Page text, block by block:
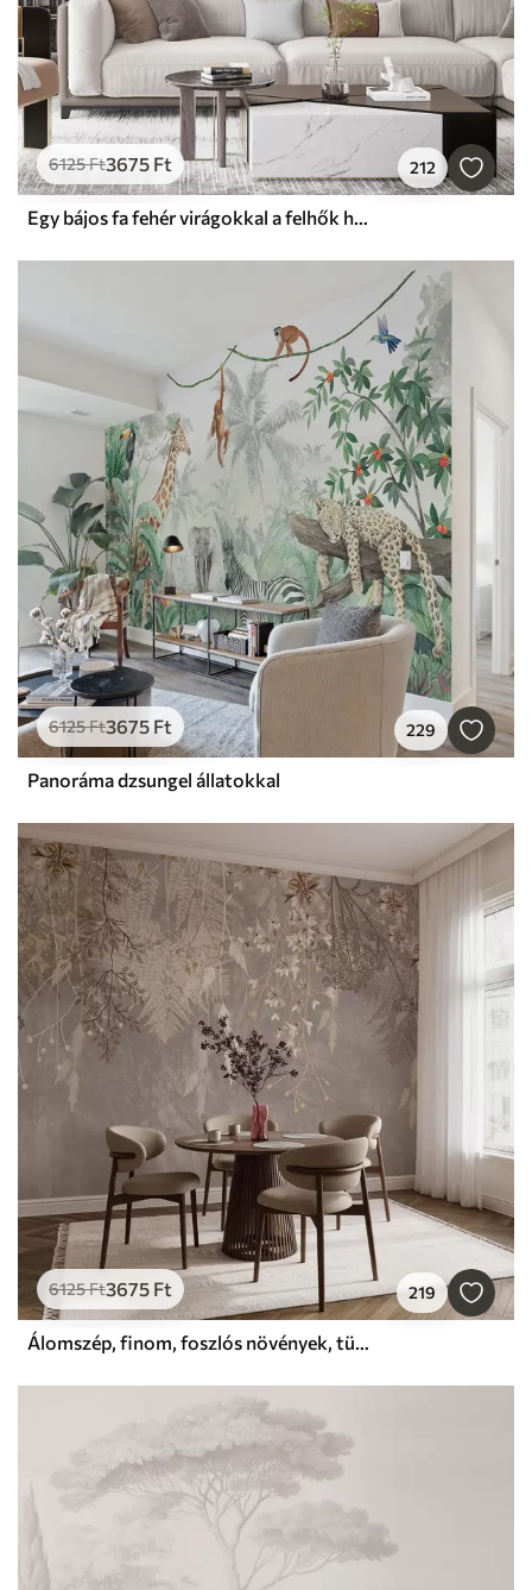
6125Ft3675 Ft 212
Egy bájos fa fehér virágokkal a felhők hátterében, érdekes stílusban, finom meleg színekben
6125Ft3675 Ft 229
Panoráma dzsungel állatokkal
6125Ft3675 Ft 219
Álomszép, finom, foszlós növények, tüskék és virágok barna pasztell színekben, ködös, texturált háttér előtt